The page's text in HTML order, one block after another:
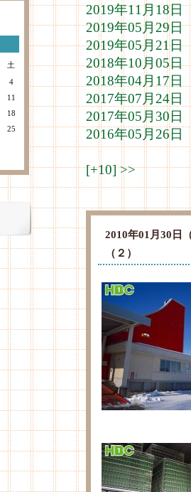
土
4
11
18
25
2019年11月18
2019年05月29
2019年05月21
2018年10月05
2018年04月17
2017年07月24
2017年05月30
2016年05月26
[+10]>>
2010年01月30
（２）